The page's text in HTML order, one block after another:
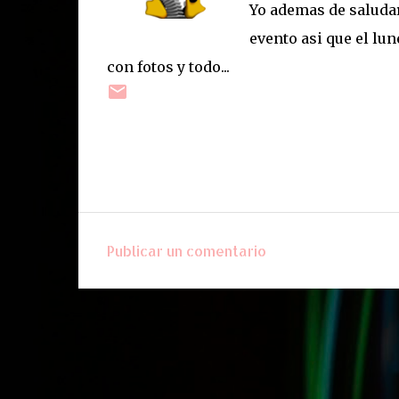
Yo ademas de
evento asi que el
con fotos y todo...
o
Publicar un comentario